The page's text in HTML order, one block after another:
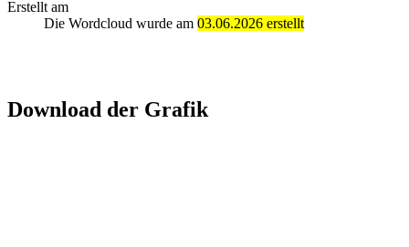
Erstellt am
Die Wordcloud wurde am 03.06.2026 erstellt
Download der Grafik